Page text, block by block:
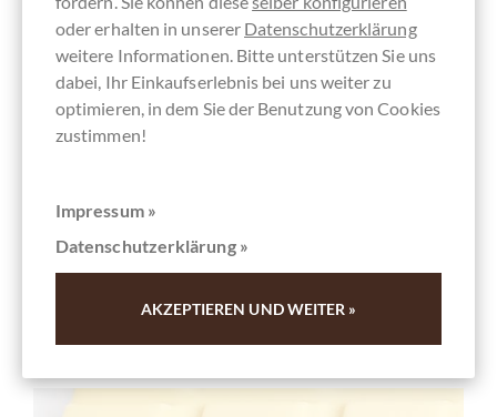
BIO Schokolade
oder erhalten in unserer Datenschutzerklärung
weitere Informationen. Bitte unterstützen Sie uns
dabei, Ihr Einkaufserlebnis bei uns weiter zu
optimieren, in dem Sie der Benutzung von Cookies
zustimmen!
Impressum »
Datenschutzerklärung »
AKZEPTIEREN UND WEITER »